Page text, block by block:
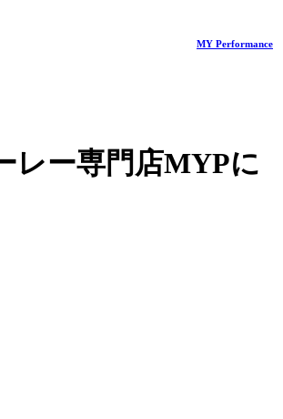
MY Performance
レー専門店MYPに